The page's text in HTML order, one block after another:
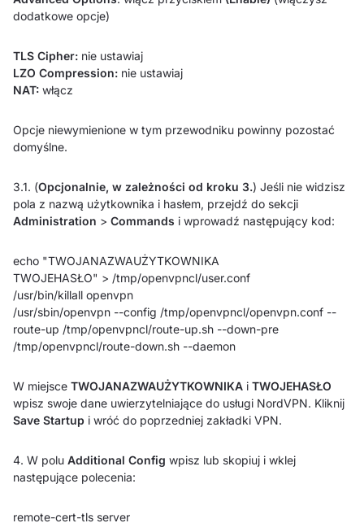
dodatkowe opcje)
TLS Cipher: nie ustawiaj
LZO Compression: nie ustawiaj
NAT: włącz
Opcje niewymienione w tym przewodniku powinny pozostać
domyślne.
3.1. (Opcjonalnie, w zależności od kroku 3.) Jeśli nie widzisz
pola z nazwą użytkownika i hasłem, przejdź do sekcji
Administration > Commands i wprowadź następujący kod:
echo "TWOJANAZWAUŻYTKOWNIKA
TWOJEHASŁO" > /tmp/openvpncl/user.conf
/usr/bin/killall openvpn
/usr/sbin/openvpn --config /tmp/openvpncl/openvpn.conf --
route-up /tmp/openvpncl/route-up.sh --down-pre
/tmp/openvpncl/route-down.sh --daemon
W miejsce TWOJANAZWAUŻYTKOWNIKA i TWOJEHASŁO
wpisz swoje dane uwierzytelniające do usługi NordVPN. Kliknij
Save Startup i wróć do poprzedniej zakładki VPN.
4. W polu Additional Config wpisz lub skopiuj i wklej
następujące polecenia:
remote-cert-tls server